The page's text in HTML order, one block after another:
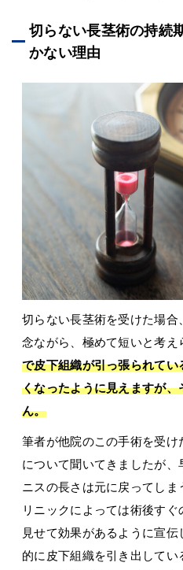
切らない長茎術の持続
かない理由
切らない長茎術を受けた場
念ながら、極めて短いと考え
で皮下組織が引っ張られて
くなったように見えますが
ん。
筆者が他院のこの手術を受け
について聞いてきましたが
ニスの長さは元に戻ってし
リニックによっては術後す
見せて効果があるように宣
的に皮下組織を引き出して